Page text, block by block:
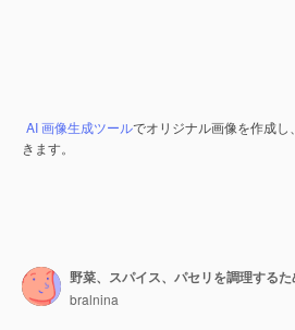
AI 画像生成ツールでオリジナル画像を作成し、
きます。
bralnina